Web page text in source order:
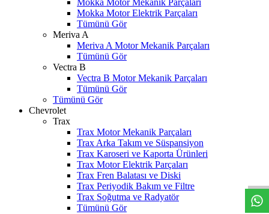
Mokka Motor Mekanik Parçaları
Mokka Motor Elektrik Parçaları
Tümünü Gör
Meriva A
Meriva A Motor Mekanik Parçaları
Tümünü Gör
Vectra B
Vectra B Motor Mekanik Parçaları
Tümünü Gör
Tümünü Gör
Chevrolet
Trax
Trax Motor Mekanik Parçaları
Trax Arka Takım ve Süspansiyon
Trax Karoseri ve Kaporta Ürünleri
Trax Motor Elektrik Parçaları
Trax Fren Balatası ve Diski
Trax Periyodik Bakım ve Filtre
Trax Soğutma ve Radyatör
Tümünü Gör